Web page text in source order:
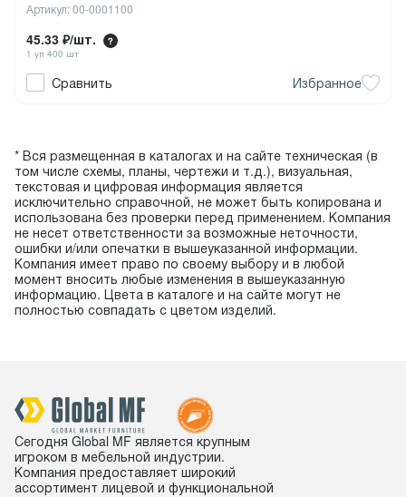
Артикул: 00-0001100
45.33 ₽/шт.
1 уп 400 шт
Сравнить Избранное
* Вся размещенная в каталогах и на сайте техническая (в
том числе схемы, планы, чертежи и т.д.), визуальная,
текстовая и цифровая информация является
исключительно справочной, не может быть копирована и
использована без проверки перед применением. Компания
не несет ответственности за возможные неточности,
ошибки и/или опечатки в вышеуказанной информации.
Компания имеет право по своему выбору и в любой
момент вносить любые изменения в вышеуказанную
информацию. Цвета в каталоге и на сайте могут не
полностью совпадать с цветом изделий.
Сегодня Global MF является крупным
игроком в мебельной индустрии.
Компания предоставляет широкий
ассортимент лицевой и функциональной